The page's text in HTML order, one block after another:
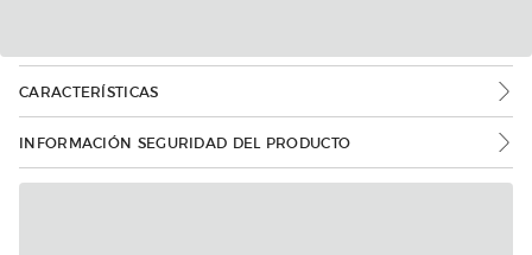
CARACTERÍSTICAS
INFORMACIÓN SEGURIDAD DEL PRODUCTO